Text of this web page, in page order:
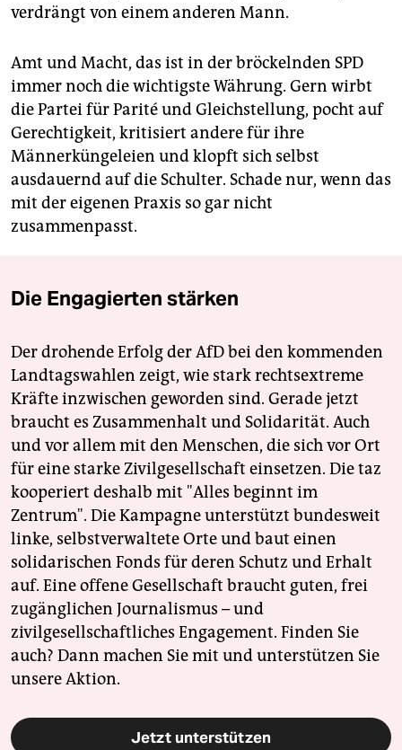
verdrängt von einem anderen Mann.
Amt und Macht, das ist in der bröckelnden SPD
immer noch die wichtigste Währung. Gern wirbt
die Partei für Parité und Gleichstellung, pocht auf
Gerechtigkeit, kritisiert andere für ihre
Männerküngeleien und klopft sich selbst
ausdauernd auf die Schulter. Schade nur, wenn das
mit der eigenen Praxis so gar nicht
zusammenpasst.
Die Engagierten stärken
Der drohende Erfolg der AfD bei den kommenden
Landtagswahlen zeigt, wie stark rechtsextreme
Kräfte inzwischen geworden sind. Gerade jetzt
braucht es Zusammenhalt und Solidarität. Auch
und vor allem mit den Menschen, die sich vor Ort
für eine starke Zivilgesellschaft einsetzen. Die taz
kooperiert deshalb mit "Alles beginnt im
Zentrum". Die Kampagne unterstützt bundesweit
linke, selbstverwaltete Orte und baut einen
solidarischen Fonds für deren Schutz und Erhalt
auf. Eine offene Gesellschaft braucht guten, frei
zugänglichen Journalismus – und
zivilgesellschaftliches Engagement. Finden Sie
auch? Dann machen Sie mit und unterstützen Sie
unsere Aktion.
Jetzt unterstützen